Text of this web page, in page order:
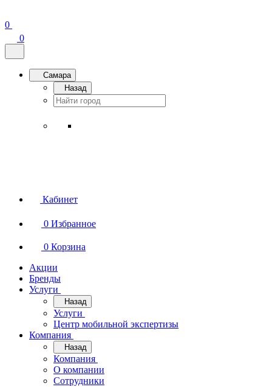
0
0
Самара
Назад
Кабинет
0 Избранное
0 Корзина
Акции
Бренды
Услуги
Назад
Услуги
Центр мобильной экспертизы
Компания
Назад
Компания
О компании
Сотрудники